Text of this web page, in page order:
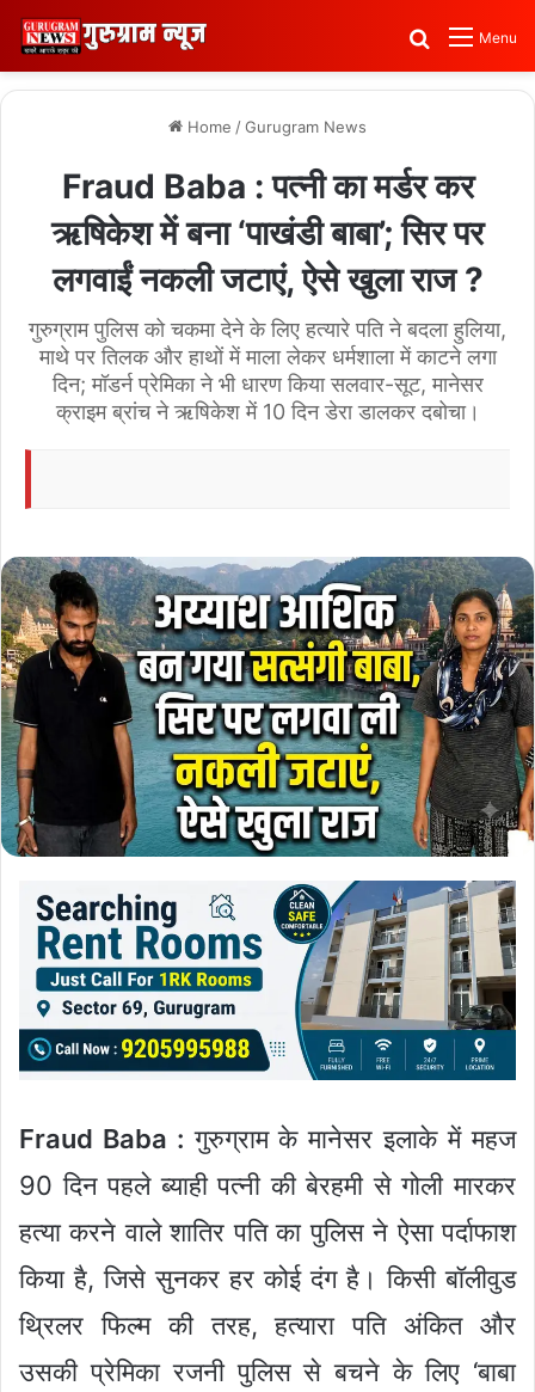
Menu
Search for
Home /Gurugram News
Fraud Baba : पत्नी का मर्डर कर
ऋषिकेश में बना ‘पाखंडी बाबा’; सिर पर
लगवाईं नकली जटाएं, ऐसे खुला राज ?
गुरुग्राम पुलिस को चकमा देने के लिए हत्यारे पति ने बदला हुलिया,
माथे पर तिलक और हाथों में माला लेकर धर्मशाला में काटने लगा
दिन; मॉडर्न प्रेमिका ने भी धारण किया सलवार-सूट, मानेसर
क्राइम ब्रांच ने ऋषिकेश में 10 दिन डेरा डालकर दबोचा।
Fraud Baba : गुरुग्राम के मानेसर इलाके में महज
90 दिन पहले ब्याही पत्नी की बेरहमी से गोली मारकर
हत्या करने वाले शातिर पति का पुलिस ने ऐसा पर्दाफाश
किया है, जिसे सुनकर हर कोई दंग है। किसी बॉलीवुड
थ्रिलर फिल्म की तरह, हत्यारा पति अंकित और
उसकी प्रेमिका रजनी पुलिस से बचने के लिए ‘बाबा